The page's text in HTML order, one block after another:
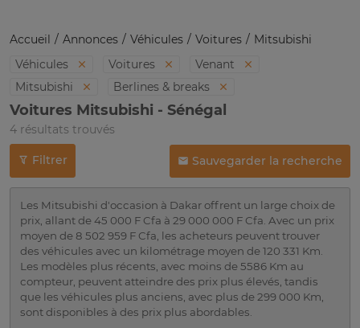
Accueil Annonces Véhicules Voitures
Mitsubishi
Véhicules
Voitures
Venant
Mitsubishi
Berlines & breaks
Voitures Mitsubishi - Sénégal
4 résultats trouvés
Filtrer Sauvegarder la recherche
Les Mitsubishi d'occasion à Dakar offrent un large choix de
prix, allant de 45 000 F Cfa à 29 000 000 F Cfa. Avec un prix
moyen de 8 502 959 F Cfa, les acheteurs peuvent trouver
des véhicules avec un kilométrage moyen de 120 331 Km.
Les modèles plus récents, avec moins de 5586 Km au
compteur, peuvent atteindre des prix plus élevés, tandis
que les véhicules plus anciens, avec plus de 299 000 Km,
sont disponibles à des prix plus abordables.